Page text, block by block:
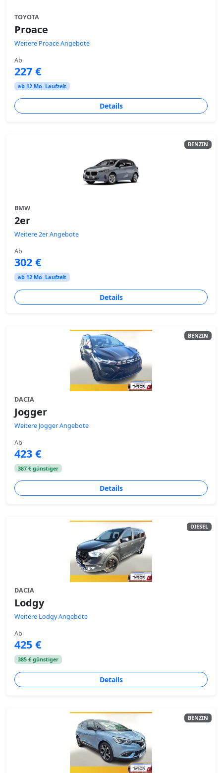
TOYOTA
Proace
Weitere Proace Angebote
Ab
227 €
ab 12 Mo. Laufzeit
Details
BENZIN
BMW
2er
Weitere 2er Angebote
Ab
302 €
ab 12 Mo. Laufzeit
Details
BENZIN
DACIA
Jogger
Weitere Jogger Angebote
Ab
423 €
387 € günstiger
Details
DIESEL
DACIA
Lodgy
Weitere Lodgy Angebote
Ab
425 €
385 € günstiger
Details
BENZIN